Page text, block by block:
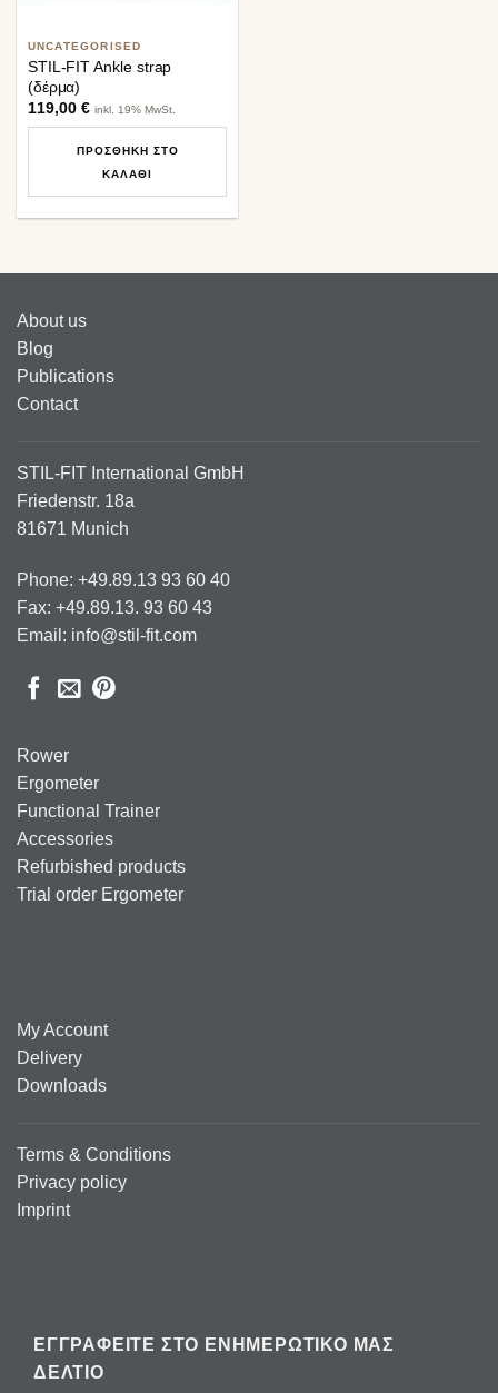
UNCATEGORISED
STIL-FIT Ankle strap
(δέρμα)
119,00 € inkl. 19% MwSt.
ΠΡΟΣΘΉΚΗ ΣΤΟ
ΚΑΛΆΘΙ
About us
Blog
Publications
Contact
STIL-FIT International GmbH
Friedenstr. 18a
81671 Munich
Phone: +49.89.13 93 60 40
Fax: +49.89.13. 93 60 43
Email: info@stil-fit.com
Rower
Ergometer
Functional Trainer
Accessories
Refurbished products
Trial order Ergometer
My Account
Delivery
Downloads
Terms & Conditions
Privacy policy
Imprint
ΕΓΓΡΑΦΕΊΤΕ ΣΤΟ ΕΝΗΜΕΡΩΤΙΚΌ ΜΑΣ
ΔΕΛΤΊΟ